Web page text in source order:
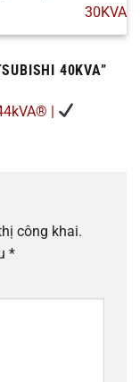
30KVA
40KVA”
|
công khai.
*